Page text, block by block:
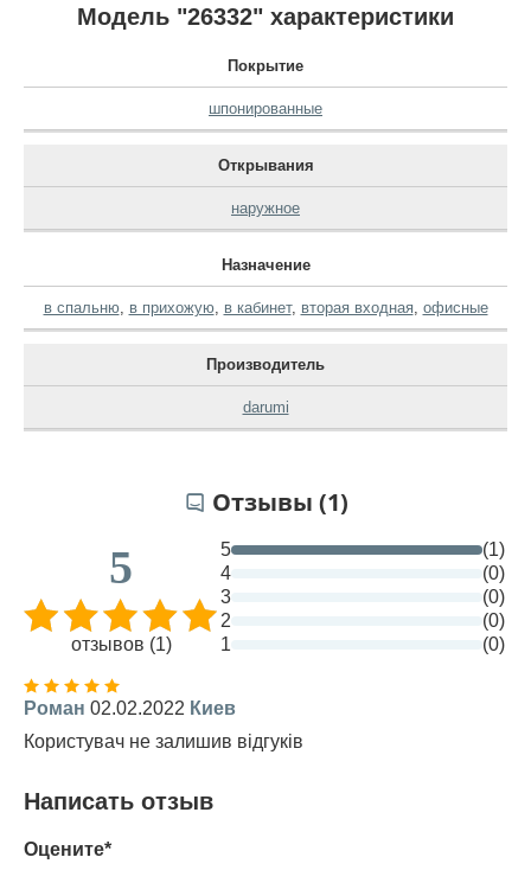
Модель "26332" характеристики
Покрытие
шпонированные
Открывания
наружное
Назначение
в спальню, в прихожую, в кабинет, вторая входная, офисные
Производитель
darumi
Отзывы (1)
5
отзывов (1)
5
(1)
4
(0)
3
(0)
2
(0)
1
(0)
Роман 02.02.2022 Киев
Користувач не залишив відгуків
Написать отзыв
Оцените*